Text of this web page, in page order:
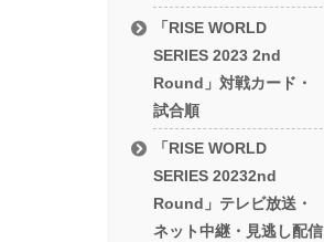
「RISE WORLD
SERIES 2023 2nd
Round」対戦カード・
試合順
「RISE WORLD
SERIES 20232nd
Round」テレビ放送・
ネット中継・見逃し配信